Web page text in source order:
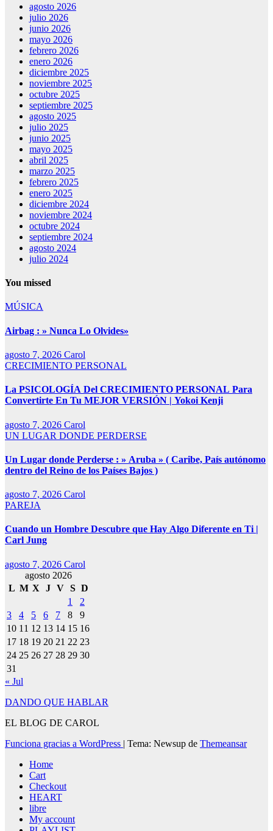
agosto 2026
julio 2026
junio 2026
mayo 2026
febrero 2026
enero 2026
diciembre 2025
noviembre 2025
octubre 2025
septiembre 2025
agosto 2025
julio 2025
junio 2025
mayo 2025
abril 2025
marzo 2025
febrero 2025
enero 2025
diciembre 2024
noviembre 2024
octubre 2024
septiembre 2024
agosto 2024
julio 2024
You missed
MÚSICA
Airbag : » Nunca Lo Olvides»
agosto 7, 2026 Carol
CRECIMIENTO PERSONAL
La PSICOLOGÍA Del CRECIMIENTO PERSONAL Para
Convertirte En Tu MEJOR VERSIÓN | Yokoi Kenji
agosto 7, 2026 Carol
UN LUGAR DONDE PERDERSE
Un Lugar donde Perderse : » Aruba » ( Caribe, País autónomo
dentro del Reino de los Países Bajos )
agosto 7, 2026 Carol
PAREJA
Cuando un Hombre Descubre que Hay Algo Diferente en Ti |
Carl Jung
agosto 7, 2026 Carol
agosto 2026
L M X J V S D
1
2
3
4 5 6 7 8
9
10 11 12 13 14 15 16
17 18 19 20 21 22 23
24 25 26 27 28 29 30
31
« Jul
DANDO QUE HABLAR
EL BLOG DE CAROL
Funciona gracias a WordPress | Tema: Newsup de Themeansar
Home
Cart
Checkout
HEART
libre
My account